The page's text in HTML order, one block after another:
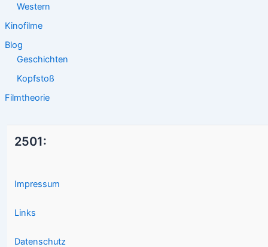
Western
Kinofilme
Blog
Geschichten
Kopfstoß
Filmtheorie
2501:
Impressum
Links
Datenschutz